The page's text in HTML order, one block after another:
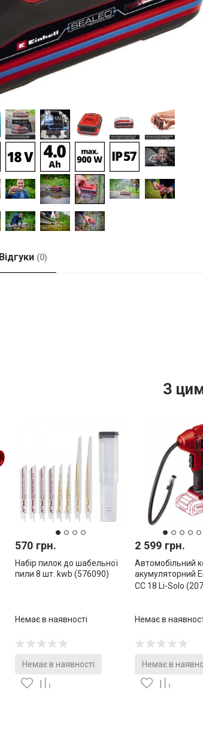
Відгуки (0)
З
570 грн.
Набір пилок до шабельної
пили 8 шт. kwb (576090)
Немає в наявності
Немає в наявності
2 599 грн.
Автомобільний
акумуляторний
CC 18 Li-Solo
Немає в
Немає в